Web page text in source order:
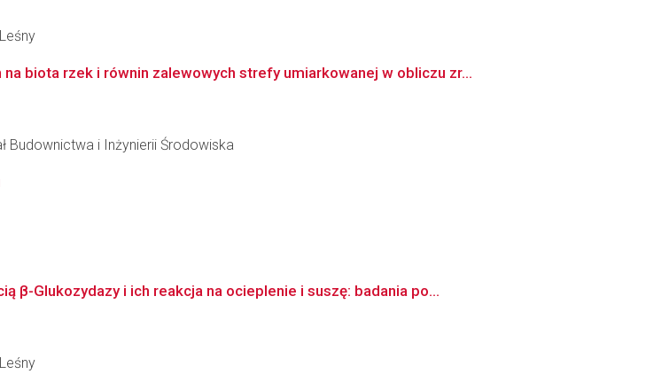
biota rzek i równin zalewowych strefy umiarkowanej w obliczu zr...
Budownictwa i Inżynierii Środowiska
β-Glukozydazy i ich reakcja na ocieplenie i suszę: badania po...